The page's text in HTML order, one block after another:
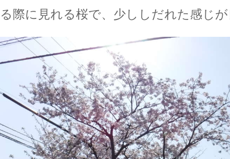
る際に見れる桜で、少ししだれた感じ